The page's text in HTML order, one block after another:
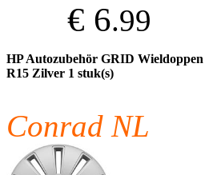
€ 6.99
HP Autozubehör GRID Wieldoppen
R15 Zilver 1 stuk(s)
Conrad NL